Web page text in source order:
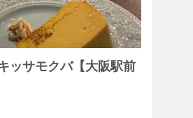
ッサモクバ【大阪駅前